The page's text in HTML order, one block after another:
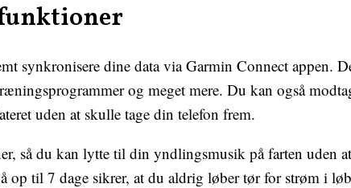
synkronisere dine data via Garmin Connect appen.
og meget mere. Du kan også
uden at skulle tage din telefon frem.
så du kan lytte til din yndlingsmusik på farten uden
op til 7 dage sikrer, at du aldrig løber tør for strøm i